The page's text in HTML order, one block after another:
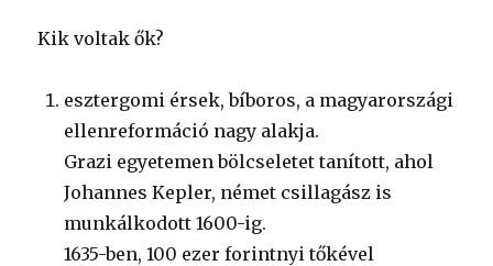
Kik voltak ők?
esztergomi érsek, bíboros, a magyarországi
ellenreformáció nagy alakja.
Grazi egyetemen bölcseletet tanított, ahol
Johannes Kepler, német csillagász is
munkálkodott 1600-ig.
1635-ben, 100 ezer forintnyi tőkével